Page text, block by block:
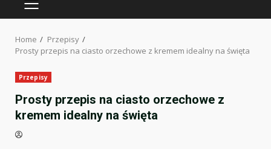
PRIMARY
Home
Przepisy
Prosty przepis na ciasto orzechowe z kremem idealny na święta
Przepisy
Prosty przepis na ciasto orzechowe z
kremem idealny na święta